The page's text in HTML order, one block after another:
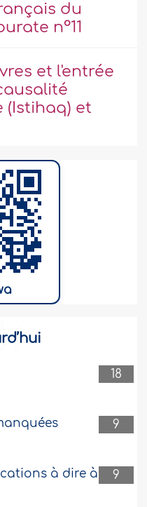
du
n°11
et l'entrée
(Istihaq) et
18
9
9
à dire à